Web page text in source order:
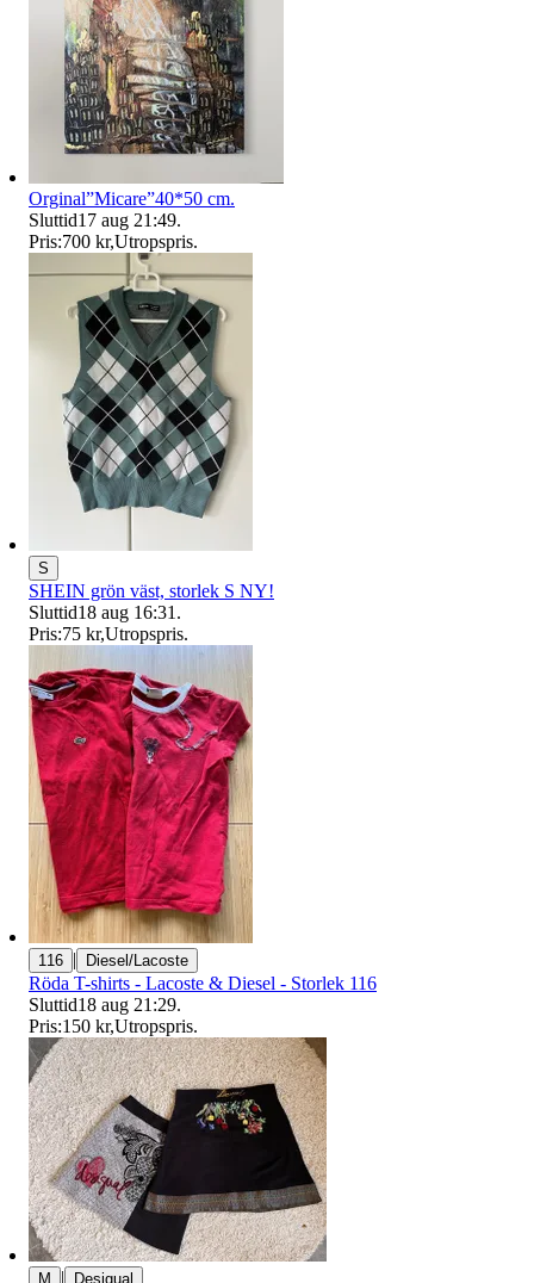
Orginal”Micare”40*50 cm.
Sluttid17 aug 21:49.
Pris:700 kr,Utropspris.
S
SHEIN grön väst, storlek S NY!
Sluttid18 aug 16:31 .
Pris:75 kr,Utropspris.
116 | Diesel/Lacoste
Röda T-shirts - Lacoste & Diesel - Storlek 116
Sluttid18 aug 21:29.
Pris:150 kr,Utropspris.
M | Desigual